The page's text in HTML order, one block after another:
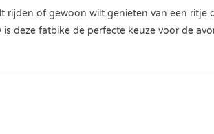
of gewoon wilt genieten van een ritje
deze fatbike de perfecte keuze voor de